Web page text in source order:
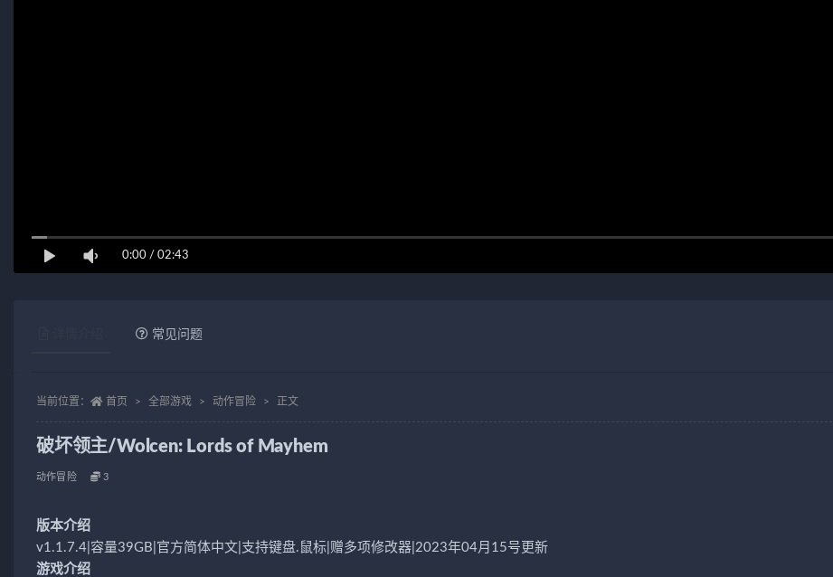
0:00 / 02:43
常见问题
当前位置： 首页 全部游戏 动作冒险 正文
破坏领主/Wolcen: Lords of Mayhem
动作冒险 3
版本介绍
v1.1.7.4|容量39GB|官方简体中文|支持键盘.鼠标|赠多项修改器|2023年04月15号更新
游戏介绍